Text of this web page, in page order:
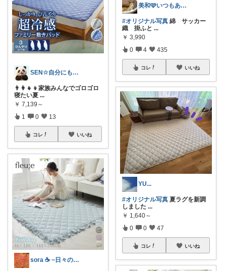
SEN☆自分にもやさしい暮らし✨
👨‍👩‍👧‍👦家族みんなでゴロゴロ
寝たい夏 ...
￥ 7,139～
1 0 13
コレ いいね
sora ☕ ~日々の暮らしを快適に~
美和🩷いつもありがとう
#オリジナル写真 綿 サッカー
織 掛ふと ...
￥ 3,990
0 4 435
コレ いいね
YU...
#オリジナル写真 夏ラグを新調
しました ...
￥ 1,640～
0 0 47
コレ いいね